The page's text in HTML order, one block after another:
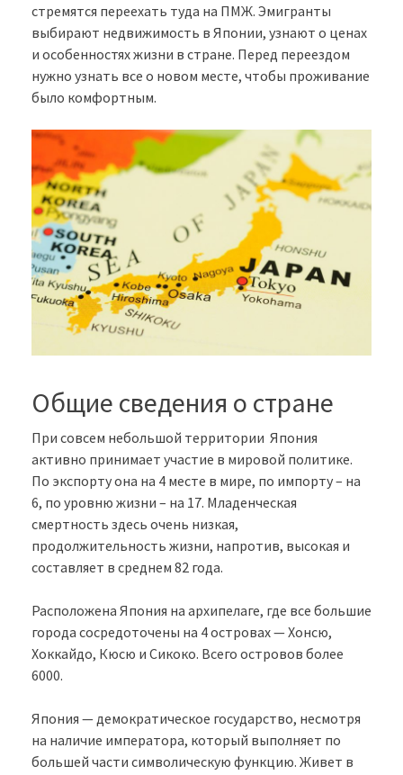
стремятся переехать туда на ПМЖ. Эмигранты
выбирают недвижимость в Японии, узнают о ценах
и особенностях жизни в стране. Перед переездом
нужно узнать все о новом месте, чтобы проживание
было комфортным.
Общие сведения о стране
При совсем небольшой территории Япония
активно принимает участие в мировой политике.
По экспорту она на 4 месте в мире, по импорту – на
6, по уровню жизни – на 17. Младенческая
смертность здесь очень низкая,
продолжительность жизни, напротив, высокая и
составляет в среднем 82 года.
Расположена Япония на архипелаге, где все большие
города сосредоточены на 4 островах — Хонсю,
Хоккайдо, Кюсю и Сикоко. Всего островов более
6000.
Япония — демократическое государство, несмотря
на наличие императора, который выполняет по
большей части символическую функцию. Живет в